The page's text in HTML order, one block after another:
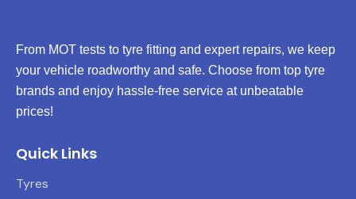
From MOT tests to tyre fitting and expert repairs, we keep
your vehicle roadworthy and safe. Choose from top tyre
brands and enjoy hassle-free service at unbeatable
prices!
Quick Links
Tyres